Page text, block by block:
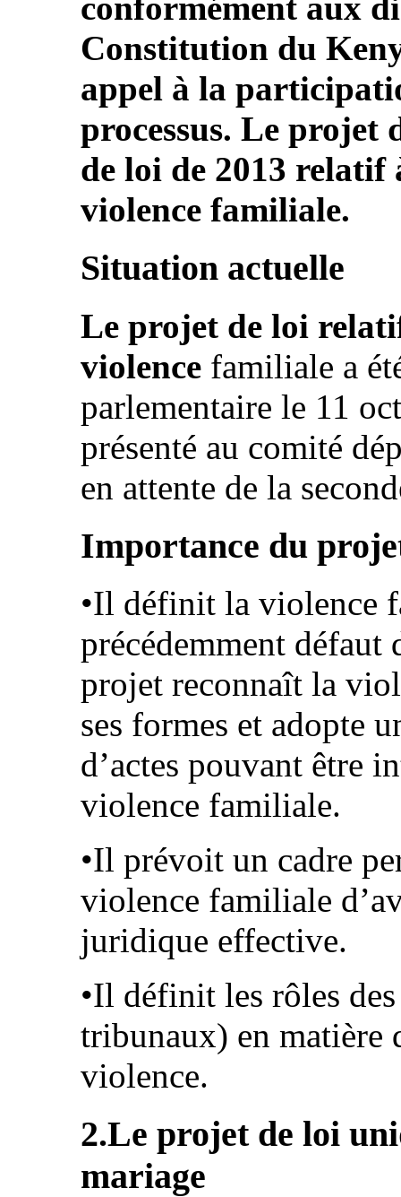
conformément aux
Constitution du
appel à la
processus. Le projet
de loi de 2013
violence familiale.
Situation actuelle
Le projet de loi
violence familiale a
parlementaire le 11
présenté au comité
en attente de la
Importance du
•Il définit la violence
précédemment
projet reconnaît la
ses formes et adopte
d’actes pouvant être
violence familiale.
•Il prévoit un cadre
violence familiale
juridique effective.
•Il définit les rôles
tribunaux) en matière
violence.
2.Le projet de loi
mariage